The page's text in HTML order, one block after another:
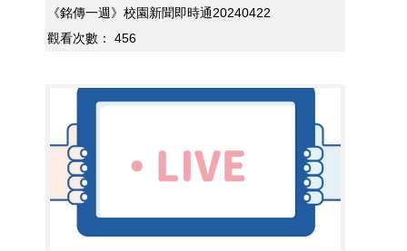
《銘傳一週》校園新聞即時通20240422
觀看次數：
456